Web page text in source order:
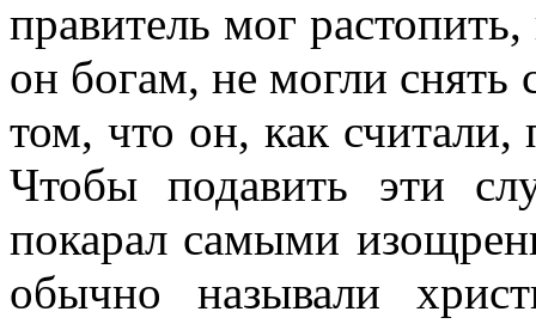
правитель мог
он богам, не могли снять
том, что он, как
Чтобы подавить эти
покарал самыми
обычно называли